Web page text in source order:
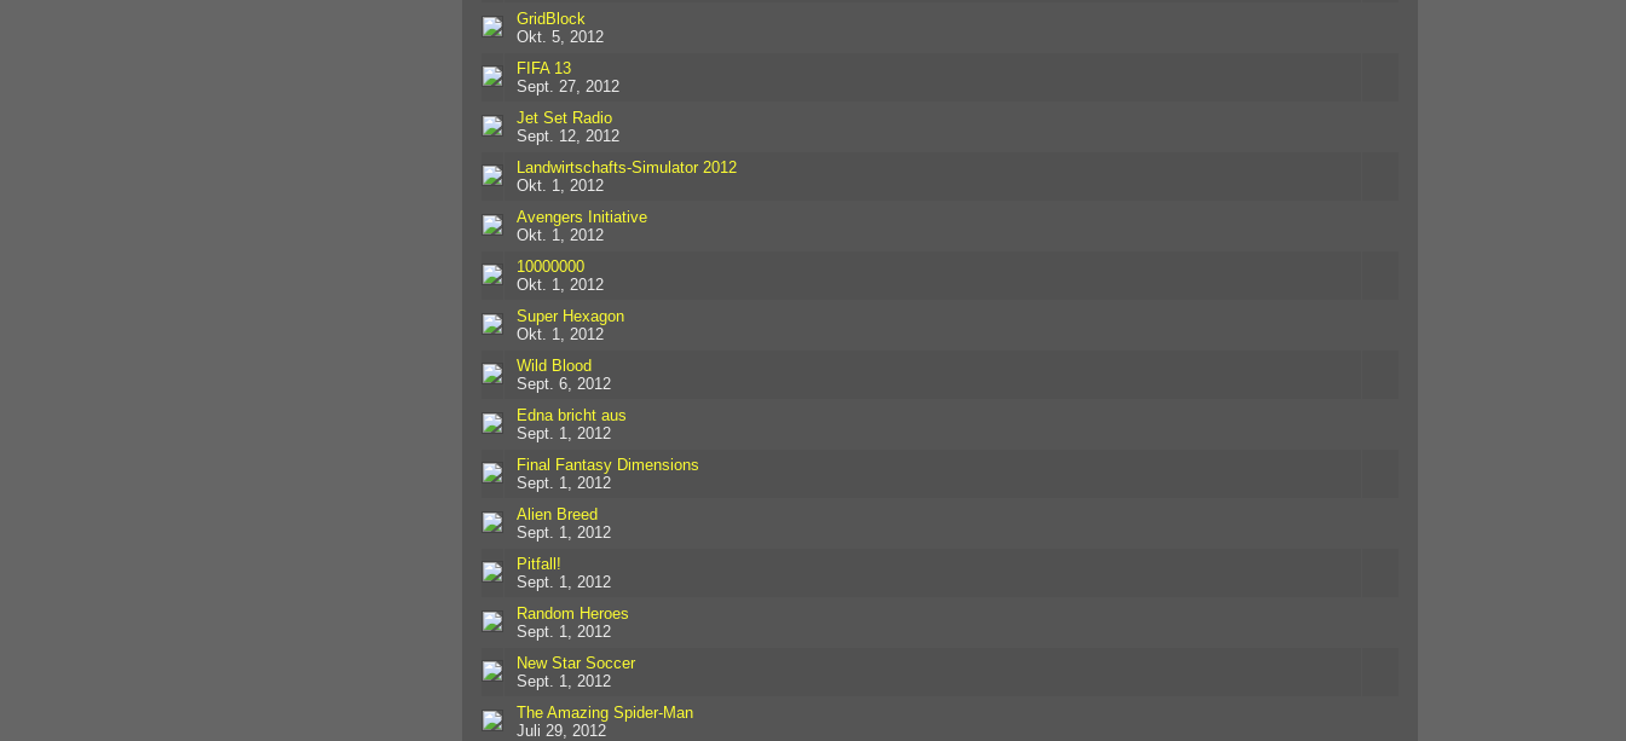
GridBlock
Okt. 5, 2012
FIFA 13
Sept. 27, 2012
Jet Set Radio
Sept. 12, 2012
Landwirtschafts-Simulator 2012
Okt. 1, 2012
Avengers Initiative
Okt. 1, 2012
10000000
Okt. 1, 2012
Super Hexagon
Okt. 1, 2012
Wild Blood
Sept. 6, 2012
Edna bricht aus
Sept. 1, 2012
Final Fantasy Dimensions
Sept. 1, 2012
Alien Breed
Sept. 1, 2012
Pitfall!
Sept. 1, 2012
Random Heroes
Sept. 1, 2012
New Star Soccer
Sept. 1, 2012
The Amazing Spider-Man
Juli 29, 2012